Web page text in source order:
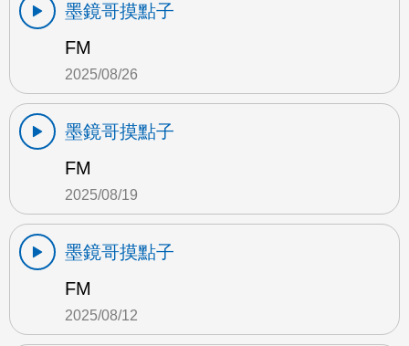
墨鏡哥摸點子
FM
2025/08/26
墨鏡哥摸點子
FM
2025/08/19
墨鏡哥摸點子
FM
2025/08/12